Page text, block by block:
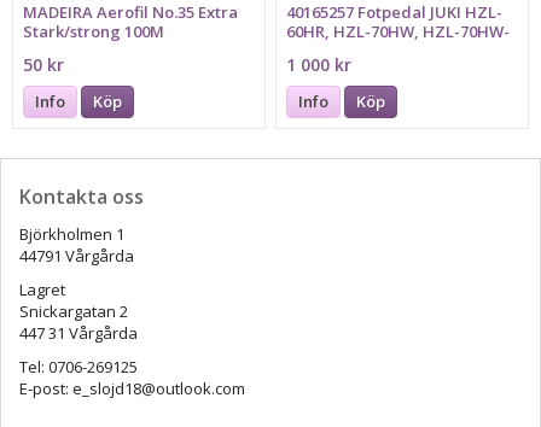
MADEIRA Aerofil No.35 Extra
Stark/strong 100M
50 kr
Info Köp
40165257 Fotpedal JUKI HZL-
60HR, HZL-70HW, HZL-70HW-
HZL-80HW-A
1 000 kr
Info Köp
Kontakta oss
Björkholmen 1
44791 Vårgårda
Lagret
Snickargatan 2
447 31 Vårgårda
Tel: 0706-269125
E-post: e_slojd18@outlook.com